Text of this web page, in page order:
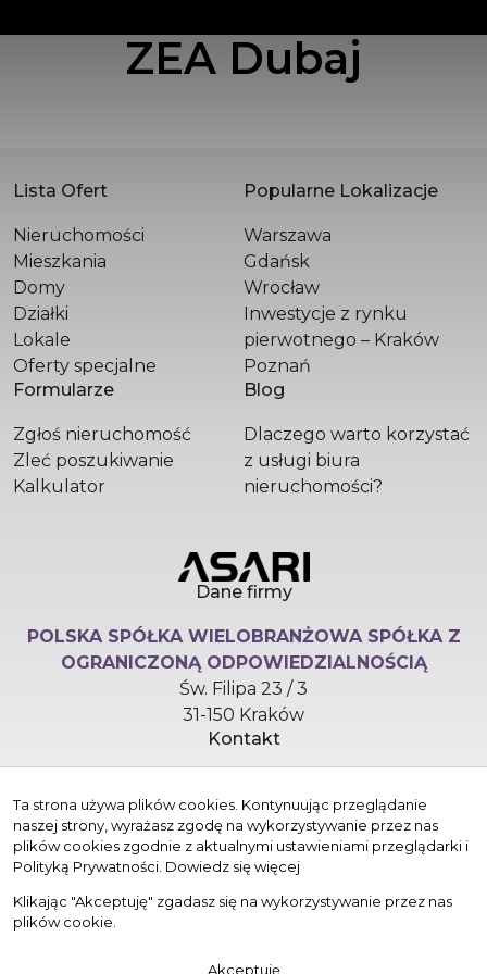
POLSKA SPÓŁKA WIELOBRANŻOWA SPÓŁKA
Z OGRANICZONĄ ODPOWIEDZIALNOŚCIĄ
ZEA Dubaj
Lista Ofert
Nieruchomości
Mieszkania
Domy
Działki
Lokale
Oferty specjalne
Popularne Lokalizacje
Warszawa
Gdańsk
Wrocław
Inwestycje z rynku
pierwotnego – Kraków
Poznań
Formularze
Zgłoś nieruchomość
Zleć poszukiwanie
Kalkulator
Blog
Dlaczego warto korzystać
z usługi biura
nieruchomości?
Dane firmy
POLSKA SPÓŁKA WIELOBRANŻOWA SPÓŁKA Z
OGRANICZONĄ ODPOWIEDZIALNOŚCIĄ
Św. Filipa 23 / 3
31-150 Kraków
Kontakt
+48 510 296 799
Znajdziesz nas tu
© 2026 Wszystkie prawa zastrzeżone | Program dla biur
Ta strona używa plików cookies. Kontynuując przeglądanie
naszej strony, wyrażasz zgodę na wykorzystywanie przez nas
plików cookies zgodnie z aktualnymi ustawieniami przeglądarki i
Polityką Prywatności. Dowiedz się więcej
Klikając "Akceptuję" zgadasz się na wykorzystywanie przez nas
plików cookie.
Akceptuję